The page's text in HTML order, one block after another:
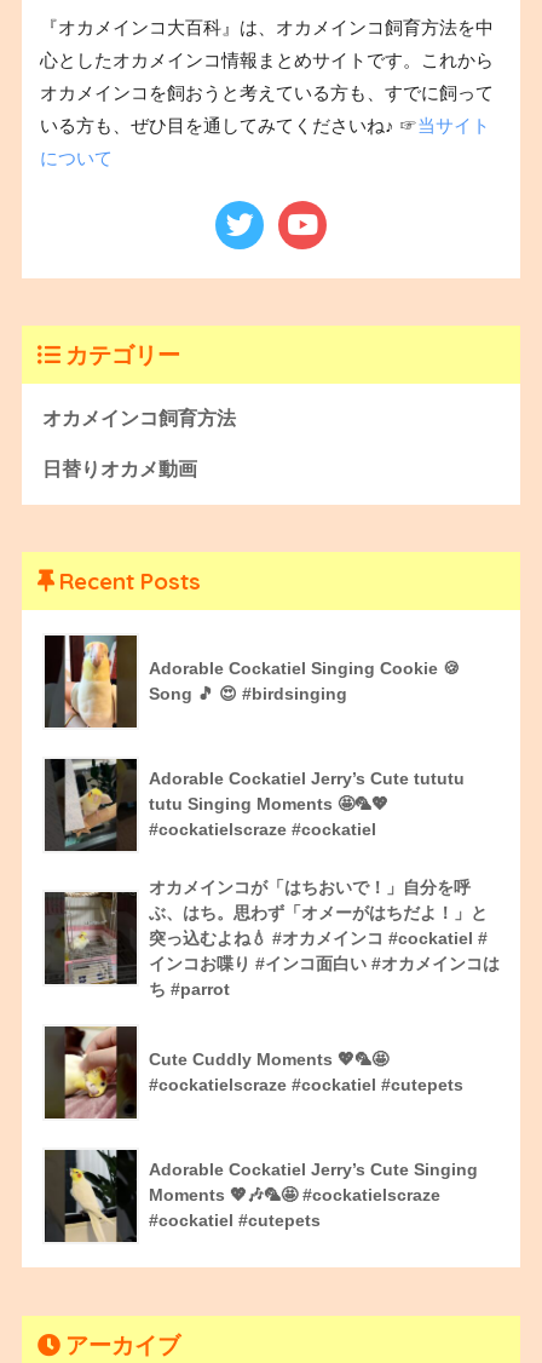
『オカメインコ大百科』は、オカメインコ飼育方法を中
心としたオカメインコ情報まとめサイトです。これから
オカメインコを飼おうと考えている方も、すでに飼って
いる方も、ぜひ目を通してみてくださいね♪ ☞当サイト
について
カテゴリー
オカメインコ飼育方法
日替りオカメ動画
Recent Posts
Adorable Cockatiel Singing Cookie 🍪
Song 🎵 😍 #birdsinging
Adorable Cockatiel Jerry’s Cute tututu
tutu Singing Moments 🤩🦜💖
#cockatielscraze #cockatiel
オカメインコが「はちおいで！」自分を呼
ぶ、はち。思わず「オメーがはちだよ！」と
突っ込むよね💧 #オカメインコ #cockatiel #
インコお喋り #インコ面白い #オカメインコは
ち #parrot
Cute Cuddly Moments 💖🦜🤩
#cockatielscraze #cockatiel #cutepets
Adorable Cockatiel Jerry’s Cute Singing
Moments 💖🎶🦜🤩 #cockatielscraze
#cockatiel #cutepets
アーカイブ